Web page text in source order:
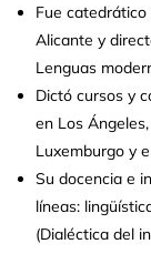
Fue catedrático
Alicante y
Lenguas
Dictó cursos y
en Los
Luxemburgo y
Su docencia e
líneas:
(Dialéctica del